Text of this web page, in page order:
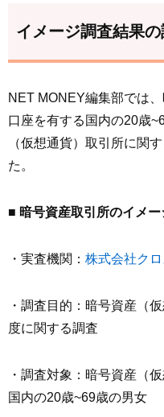
イメージ調査結果の
NET MONEY編集部では
口座を有する国内の20歳
（仮想通貨）取引所に関
た。
■ 暗号資産取引所のイメ
・実査機関： 株式会社ク
・調査目的：暗号資産（
度に関する調査
・調査対象：暗号資産（
国内の20歳~69歳の男女